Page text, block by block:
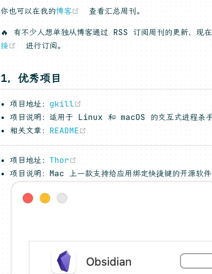
你也可以在我的博客 (opens new window)
查看汇总周刊。
🔥 有不少人想单独从博客通过 RSS 订阅周刊的更新，现
接
(opens new window)
进行订阅。
1，优秀项目
项目地址： gkill
项目说明：适用于 Linux 和 macOS 的交互式进程杀
相关文章： README
项目地址： Thor
项目说明：Mac 上一款支持给应用绑定快捷键的开源软件